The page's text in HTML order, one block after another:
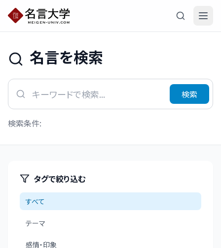
名言を検索
検索
検索条件:
タグで絞り込む
すべて
テーマ
感情・印象